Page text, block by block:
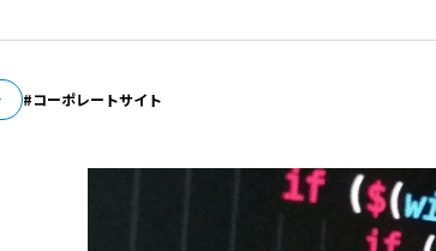
コーポレートサイト